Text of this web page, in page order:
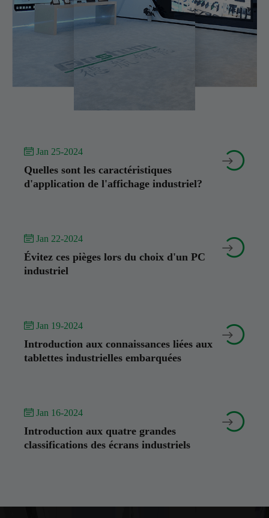
 Jan 25-2024
Quelles sont les caractéristiques
d'application de l'affichage industriel?


 Jan 22-2024
Évitez ces pièges lors du choix d'un PC
industriel


 Jan 19-2024
Introduction aux connaissances liées aux
tablettes industrielles embarquées


 Jan 16-2024
Introduction aux quatre grandes
classifications des écrans industriels

